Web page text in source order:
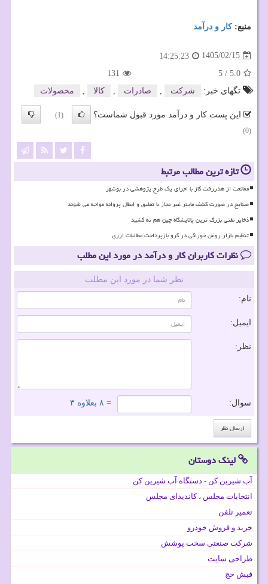
منبع:كار و درآمد
1405/02/15
14:25:23
5.0
/
5
131
تگهای خبر:
شركت , صادرات , كالا , محصولات
این پست کار و درآمد مورد قبول شماست؟
(1)
(0)
تازه ترین مطالب مرتبط
ممانعت از هدررفت گاز با اجرای یک طرح پژوهشی در بوشهر
صنایع در صورت کشف ماینر غیر مجاز با تعلیق و ابطال پروانه مواجه می شوند
ذخایر نفتی بزرگ ترین پالایشگاه چین هم ته کشید
تنظیم بازار روغن خوراکی در گرو بازپرداخت مطالبات ارزی
نظرات کاربران کار و درآمد در مورد این مطلب
نظر شما در مورد این مطلب
نام:
ایمیل:
نظر:
سوال: = ۸ بعلاوه ۳
لینک دوستان
آب شیرین کن - دستگاه آب شیرین کن
انتخابات مجلس ، کاندیدای مجلس
تعمیر تلفن
خرید و فروش خودرو
شرکت صنعتی سخت پوشش
طراحی سایت
فیش حج